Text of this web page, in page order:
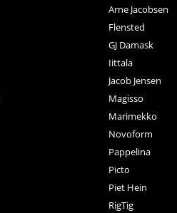
Arne Jacobsen
Flensted
GJ Damask
Iittala
Jacob Jensen
Magisso
Marimekko
Novoform
Pappelina
Picto
Piet Hein
RigTig